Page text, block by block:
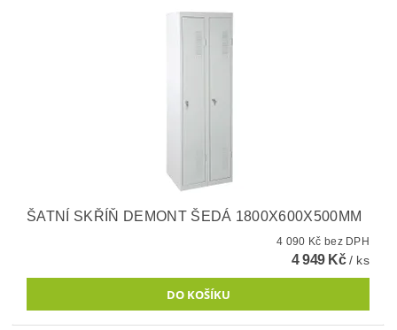
ŠATNÍ SKŘÍŇ DEMONT ŠEDÁ 1800X600X500MM
4 090 Kč bez DPH
4 949 Kč/ ks